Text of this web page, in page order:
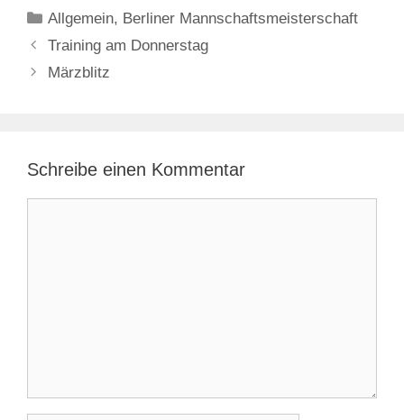
Kategorien
Allgemein, Berliner Mannschaftsmeisterschaft
Training am Donnerstag
Märzblitz
Schreibe einen Kommentar